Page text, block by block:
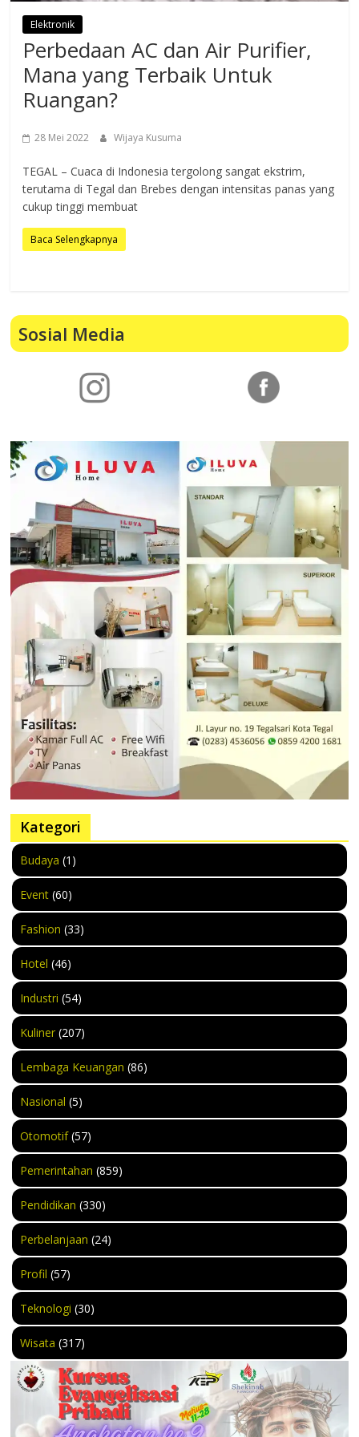
Elektronik
Perbedaan AC dan Air Purifier,
Mana yang Terbaik Untuk
Ruangan?
28 Mei 2022 Wijaya Kusuma
TEGAL – Cuaca di Indonesia tergolong sangat ekstrim,
terutama di Tegal dan Brebes dengan intensitas panas yang
cukup tinggi membuat
Baca Selengkapnya
Sosial Media
Kategori
Budaya (1)
Event (60)
Fashion (33)
Hotel (46)
Industri (54)
Kuliner (207)
Lembaga Keuangan (86)
Nasional (5)
Otomotif(57)
Pemerintahan (859)
Pendidikan (330)
Perbelanjaan (24)
Profil (57)
Teknologi (30)
Wisata (317)